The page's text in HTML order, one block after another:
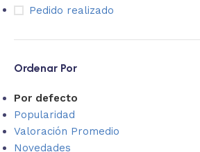
Pedido realizado
Ordenar Por
Por defecto
Popularidad
Valoración Promedio
Novedades